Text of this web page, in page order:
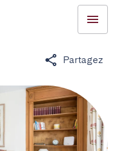
Partagez